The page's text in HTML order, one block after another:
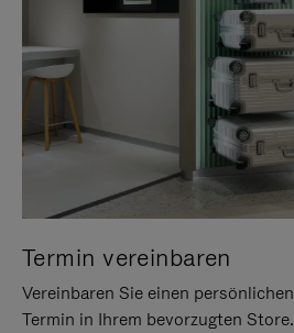
Termin vereinbaren
Vereinbaren Sie einen persönlichen
Termin in Ihrem bevorzugten Store.